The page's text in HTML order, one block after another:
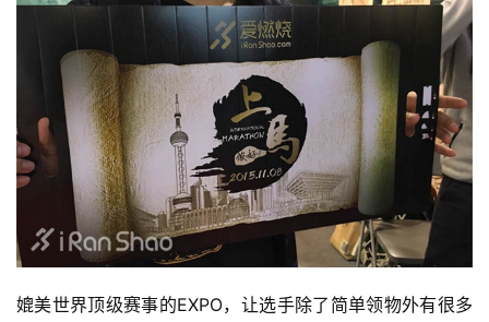
媲美世界顶级赛事的EXPO，让选手除了简单领物外有很多